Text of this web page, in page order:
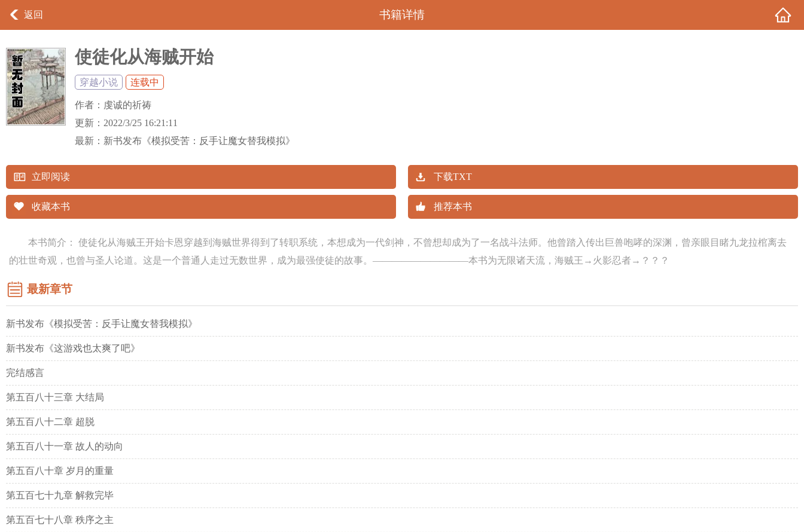
返回 书籍详情
使徒化从海贼开始
穿越小说 连载中
作者： 虔诚的祈祷
更新： 2022/3/25 16:21:11
最新： 新书发布《模拟受苦：反手让魔女替我模拟》
立即阅读 下载TXT
收藏本书 推荐本书
本书简介： 使徒化从海贼王开始卡恩穿越到海贼世界得到了转职系统，本想成为一代剑神，不曾想却成为了一名战斗法师。他曾踏入传出巨兽咆哮的深渊，曾亲眼目睹九龙拉棺离去
的壮世奇观，也曾与圣人论道。这是一个普通人走过无数世界，成为最强使徒的故事。——————————本书为无限诸天流，海贼王→火影忍者→？？？
最新章节
新书发布《模拟受苦：反手让魔女替我模拟》
新书发布《这游戏也太爽了吧》
完结感言
第五百八十三章 大结局
第五百八十二章 超脱
第五百八十一章 故人的动向
第五百八十章 岁月的重量
第五百七十九章 解救完毕
第五百七十八章 秩序之主